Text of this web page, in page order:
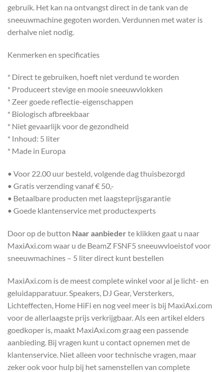
gebruik. Het kan na ontvangst direct in de tank van de
sneeuwmachine gegoten worden. Verdunnen met water is
derhalve niet nodig.
Kenmerken en specificaties
* Direct te gebruiken, hoeft niet verdund te worden
* Produceert stevige en mooie sneeuwvlokken
* Zeer goede reflectie-eigenschappen
* Biologisch afbreekbaar
* Niet gevaarlijk voor de gezondheid
* Inhoud: 5 liter
* Made in Europa
• Voor 22.00 uur besteld, volgende dag thuisbezorgd
• Gratis verzending vanaf € 50,-
• Betaalbare producten met laagsteprijsgarantie
• Goede klantenservice met productexperts
Door op de button Naar aanbieder te klikken gaat u naar
MaxiAxi.com waar u de BeamZ FSNF5 sneeuwvloeistof voor
sneeuwmachines – 5 liter direct kunt bestellen
MaxiAxi.com is de meest complete winkel voor al je licht- en
geluidapparatuur. Speakers, DJ Gear, Versterkers,
Lichteffecten, Home HiFi en nog veel meer is bij MaxiAxi.com
voor de allerlaagste prijs verkrijgbaar. Als een artikel elders
goedkoper is, maakt MaxiAxi.com graag een passende
aanbieding. Bij vragen kunt u contact opnemen met de
klantenservice. Niet alleen voor technische vragen, maar
zeker ook voor hulp bij het samenstellen van complete